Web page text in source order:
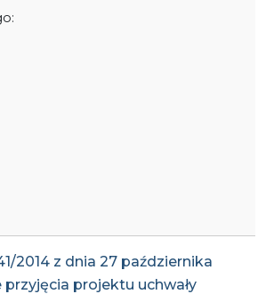
2014 z dnia 27 października
przyjęcia projektu uchwały